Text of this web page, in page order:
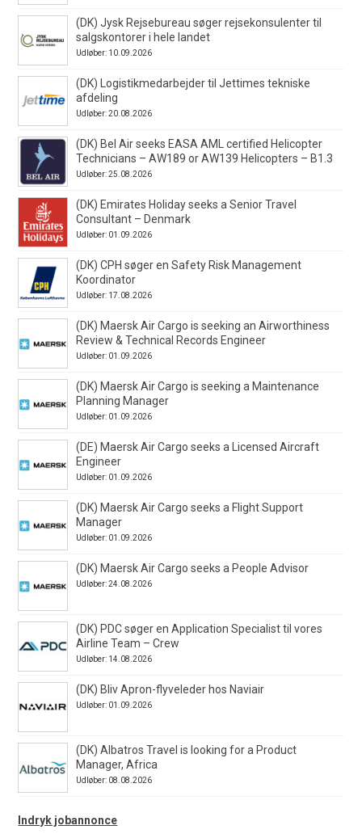
(DK) Jysk Rejsebureau søger rejsekonsulenter til
salgskontorer i hele landet
Udløber: 10.09.2026
(DK) Logistikmedarbejder til Jettimes tekniske
afdeling
Udløber: 20.08.2026
(DK) Bel Air seeks EASA AML certified Helicopter
Technicians – AW189 or AW139 Helicopters – B1.3
Udløber: 25.08.2026
(DK) Emirates Holiday seeks a Senior Travel
Consultant – Denmark
Udløber: 01.09.2026
(DK) CPH søger en Safety Risk Management
Koordinator
Udløber: 17.08.2026
(DK) Maersk Air Cargo is seeking an Airworthiness
Review & Technical Records Engineer
Udløber: 01.09.2026
(DK) Maersk Air Cargo is seeking a Maintenance
Planning Manager
Udløber: 01.09.2026
(DE) Maersk Air Cargo seeks a Licensed Aircraft
Engineer
Udløber: 01.09.2026
(DK) Maersk Air Cargo seeks a Flight Support
Manager
Udløber: 01.09.2026
(DK) Maersk Air Cargo seeks a People Advisor
Udløber: 24.08.2026
(DK) PDC søger en Application Specialist til vores
Airline Team – Crew
Udløber: 14.08.2026
(DK) Bliv Apron-flyveleder hos Naviair
Udløber: 01.09.2026
(DK) Albatros Travel is looking for a Product
Manager, Africa
Udløber: 08.08.2026
Indryk jobannonce